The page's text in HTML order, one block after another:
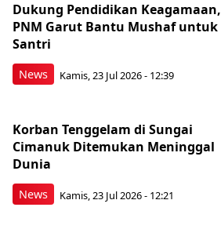
News
Dukung Pendidikan Keagamaan,
PNM Garut Bantu Mushaf untuk
Santri
Kamis, 23 Jul 2026 - 12:39
News
Korban Tenggelam di Sungai
Cimanuk Ditemukan Meninggal
Dunia
Kamis, 23 Jul 2026 - 12:21